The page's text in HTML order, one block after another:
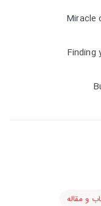
و مقاله